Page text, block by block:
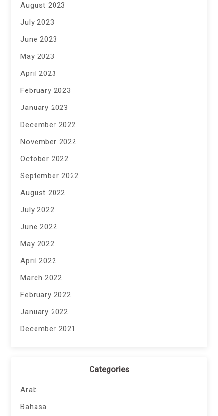
August 2023
July 2023
June 2023
May 2023
April 2023
February 2023
January 2023
December 2022
November 2022
October 2022
September 2022
August 2022
July 2022
June 2022
May 2022
April 2022
March 2022
February 2022
January 2022
December 2021
Categories
Arab
Bahasa